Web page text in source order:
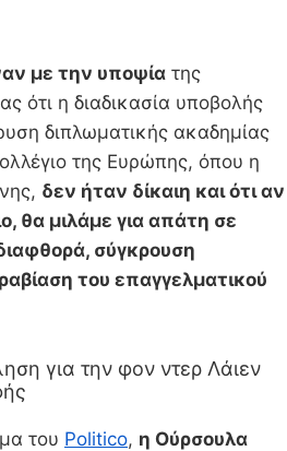
με την υποψία της
ότι η διαδικασία υποβολής
διπλωματικής ακαδημίας
της Ευρώπης, όπου η
δεν ήταν δίκαιη και ότι αν
θα μιλάμε για απάτη σε
σύγκρουση
του επαγγελματικού
για την φον ντερ Λάιεν
του Politico, η Ούρσουλα